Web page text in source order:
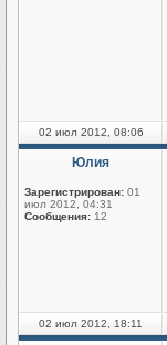
02 июл 2012, 08:06
Юлия
Зарегистрирован: 01
июл 2012, 04:31
Сообщения: 12
02 июл 2012, 18:11